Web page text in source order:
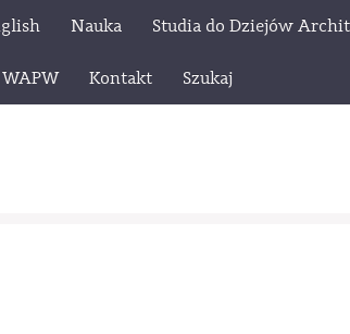
Nauka Studia do Dziejów
Kontakt Szukaj